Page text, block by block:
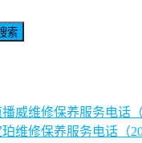
索
威维修保养服务电话（
维修保养服务电话（